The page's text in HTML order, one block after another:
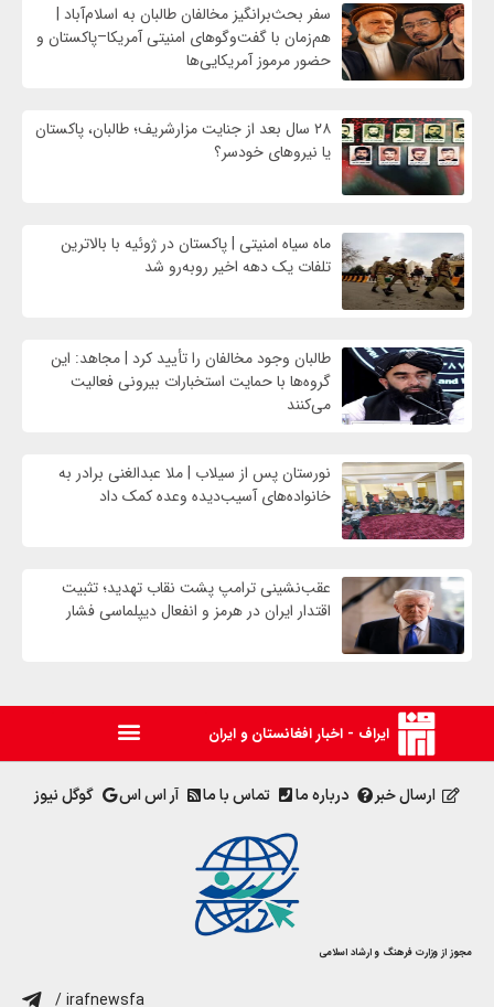
سفر بحث‌برانگیز مخالفان طالبان به اسلام‌آباد |
هم‌زمان با گفت‌وگوهای امنیتی آمریکا–پاکستان و
حضور مرموز آمریکایی‌ها
۲۸ سال بعد از جنایت مزارشریف؛ طالبان، پاکستان
یا نیروهای خودسر؟
ماه سیاه امنیتی | پاکستان در ژوئیه با بالاترین
تلفات یک دهه اخیر روبه‌رو شد
طالبان وجود مخالفان را تأیید کرد | مجاهد: این
گروه‌ها با حمایت استخبارات بیرونی فعالیت
می‌کنند
نورستان پس از سیلاب | ملا عبدالغنی برادر به
خانواده‌های آسیب‌دیده وعده کمک داد
عقب‌نشینی ترامپ پشت نقاب تهدید؛ تثبیت
اقتدار ایران در هرمز و انفعال دیپلماسی فشار
ایراف - اخبار افغانستان و ایران
ارسال خبر درباره ما تماس با ما آر اس اس گوگل نیوز
مجوز از وزارت فرهنگ و ارشاد اسلامی
/ irafnewsfa